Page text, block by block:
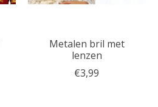
Metalen bril met
lenzen
€3,99